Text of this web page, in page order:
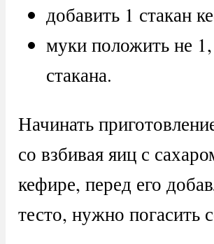
добавить 1 стакан
муки положить не
стакана.
Начинать
со взбивая яиц с
кефире, перед его
тесто, нужно погасить